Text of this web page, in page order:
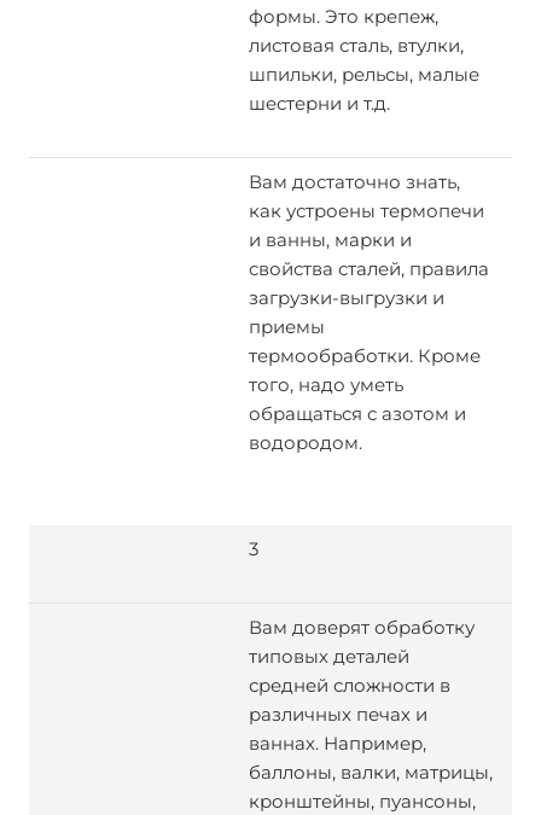
формы. Это крепеж,
листовая сталь, втулки,
шпильки, рельсы, малые
шестерни и т.д.
Вам достаточно знать,
как устроены термопечи
и ванны, марки и
свойства сталей, правила
загрузки-выгрузки и
приемы
термообработки. Кроме
того, надо уметь
обращаться с азотом и
водородом.
3
Вам доверят обработку
типовых деталей
средней сложности в
различных печах и
ваннах. Например,
баллоны, валки, матрицы,
кронштейны, пуансоны,